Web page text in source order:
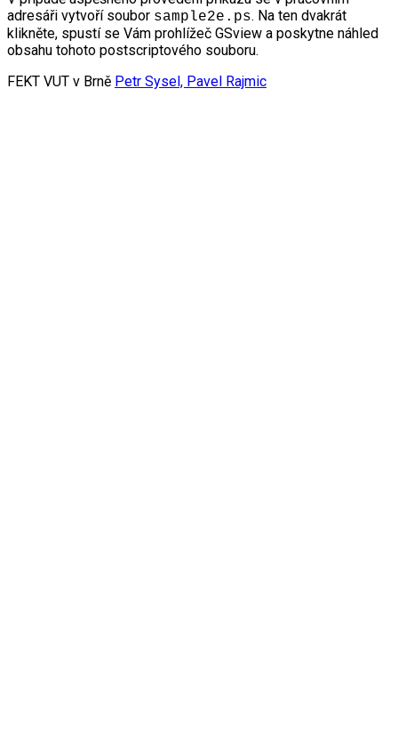
adresáři vytvoří soubor sample2e.ps. Na ten dvakrát
klikněte, spustí se Vám prohlížeč GSview a poskytne náhled
obsahu tohoto postscriptového souboru.
FEKT VUT v Brně Petr Sysel, Pavel Rajmic